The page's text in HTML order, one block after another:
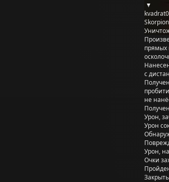
Skorpion
прямых
с
не
Урон,
Урон
Урон,
Очки
Закрыть